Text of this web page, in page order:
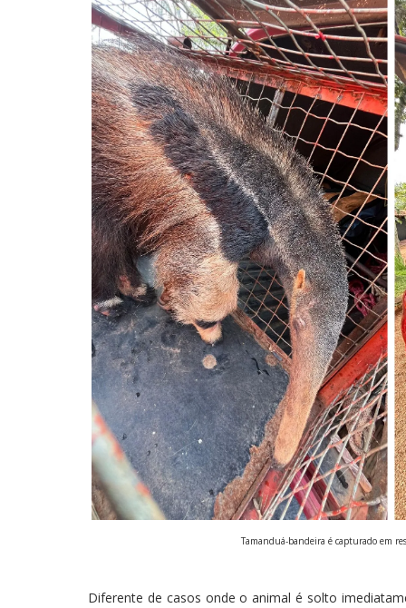
Tamanduá-bandeira é capturado em
Diferente de casos onde o animal é solto